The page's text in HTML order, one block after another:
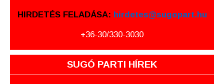
HIRDETÉS FELADÁSA: hirdetes@sugopart.hu
+36-30/330-3030
SUGÓ PARTI HÍREK